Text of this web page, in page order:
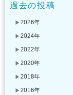
過去の投稿
2026年
2024年
2022年
2020年
2018年
2016年